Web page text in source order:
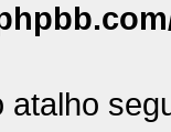
atalho